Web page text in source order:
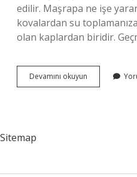
edilir. Maşrapa ne işe
kovalardan su
olan kaplardan biridir.
Devamını okuyun
Anlamı
Sitemap